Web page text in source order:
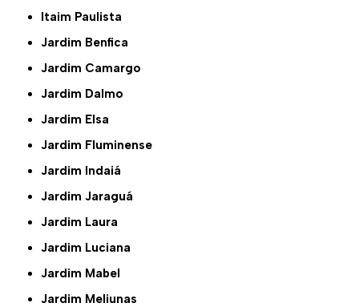
Itaim Paulista
Jardim Benfica
Jardim Camargo
Jardim Dalmo
Jardim Elsa
Jardim Fluminense
Jardim Indaiá
Jardim Jaraguá
Jardim Laura
Jardim Luciana
Jardim Mabel
Jardim Meliunas